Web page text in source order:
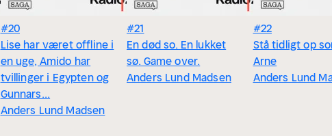
#20
Lise har været offline i
en uge, Amido har
tvillinger i Egypten og
Gunnars...
Anders Lund Madsen
#21
En død so. En lukket
sø. Game over.
Anders Lund Madsen
#22
Stå tidligt op
Arne
Anders Lund